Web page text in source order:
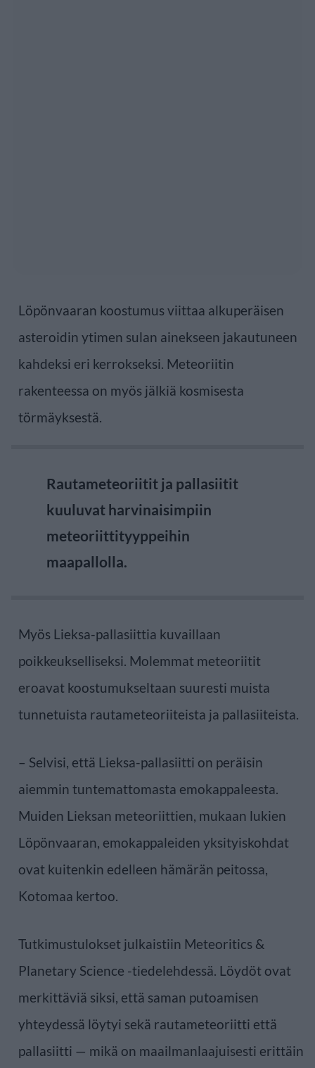
Löpönvaaran koostumus viittaa alkuperäisen
asteroidin ytimen sulan ainekseen jakautuneen
kahdeksi eri kerrokseksi. Meteoriitin
rakenteessa on myös jälkiä kosmisesta
törmäyksestä.
Rautameteoriitit ja pallasiitit
kuuluvat harvinaisimpiin
meteoriittityyppeihin
maapallolla.
Myös Lieksa-pallasiittia kuvaillaan
poikkeukselliseksi. Molemmat meteoriitit
eroavat koostumukseltaan suuresti muista
tunnetuista rautameteoriiteista ja pallasiiteista.
– Selvisi, että Lieksa-pallasiitti on peräisin
aiemmin tuntemattomasta emokappaleesta.
Muiden Lieksan meteoriittien, mukaan lukien
Löpönvaaran, emokappaleiden yksityiskohdat
ovat kuitenkin edelleen hämärän peitossa,
Kotomaa kertoo.
Tutkimustulokset julkaistiin Meteoritics &
Planetary Science -tiedelehdessä. Löydöt ovat
merkittäviä siksi, että saman putoamisen
yhteydessä löytyi sekä rautameteoriitti että
pallasiitti — mikä on maailmanlaajuisesti erittäin